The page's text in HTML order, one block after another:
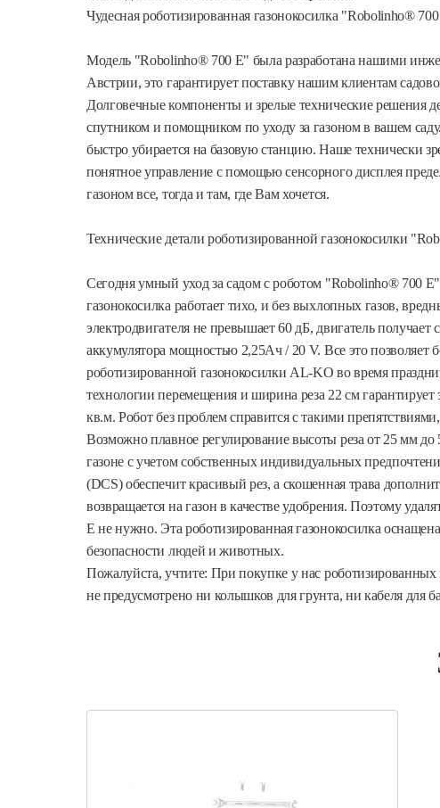
Чудесная роботизированная газонокосилка "Robolinho®
Модель "Robolinho® 700 E" была разработана нашими
Австрии, это гарантирует поставку нашим клиентам
Долговечные компоненты и зрелые технические
спутником и помощником по уходу за газоном в вашем
быстро убирается на базовую станцию. Наше технически
понятное управление с помощью сенсорного дисплея
газоном все, тогда и там, где Вам хочется.
Технические детали роботизированной газонокосилки
Сегодня умный уход за садом с роботом "Robolinho® 700
газонокосилка работает тихо, и без выхлопных газов,
электродвигателя не превышает 60 дБ, двигатель
аккумулятора мощностью 2,25Ач / 20 V. Все это позволяет
роботизированной газонокосилки AL-KO во время
технологии перемещения и ширина реза 22 см
кв.м. Робот без проблем справится с такими
Возможно плавное регулирование высоты реза от 25 мм
газоне с учетом собственных индивидуальных
(DCS) обеспечит красивый рез, а скошенная трава
возвращается на газон в качестве удобрения. Поэтому
E не нужно. Эта роботизированная газонокосилка
безопасности людей и животных.
Пожалуйста, учтите: При покупке у нас
не предусмотрено ни колышков для грунта, ни кабеля для